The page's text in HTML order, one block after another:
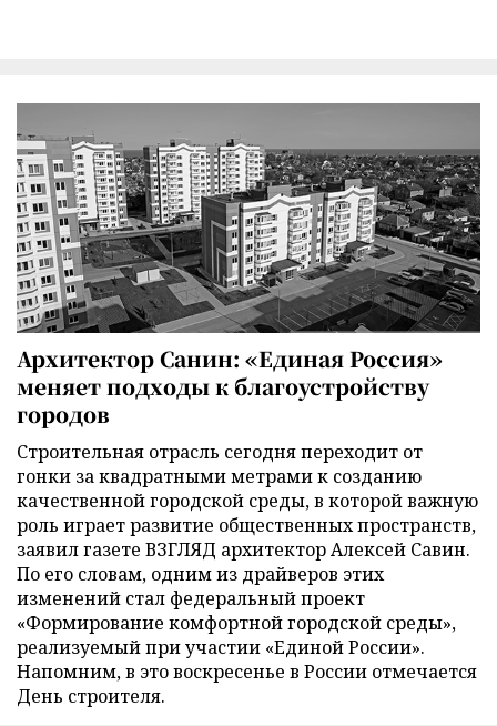
Архитектор Санин: «Единая Россия»
меняет подходы к благоустройству
городов
Строительная отрасль сегодня переходит от
гонки за квадратными метрами к созданию
качественной городской среды, в которой важную
роль играет развитие общественных пространств,
заявил газете ВЗГЛЯД архитектор Алексей Савин.
По его словам, одним из драйверов этих
изменений стал федеральный проект
«Формирование комфортной городской среды»,
реализуемый при участии «Единой России».
Напомним, в это воскресенье в России отмечается
День строителя.